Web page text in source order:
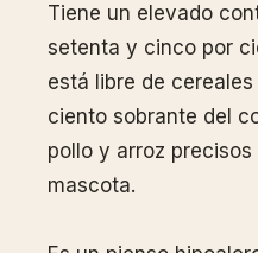
Tiene un elevado
setenta y cinco por
está libre de
ciento sobrante del
pollo y arroz
mascota.